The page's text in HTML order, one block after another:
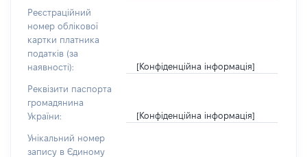
Реєстраційний
номер облікової
картки платника
податків (за
наявності):
[Конфіденційна інформація]
Реквізити паспорта
громадянина
України:
[Конфіденційна інформація]
Унікальний номер
запису в Єдиному